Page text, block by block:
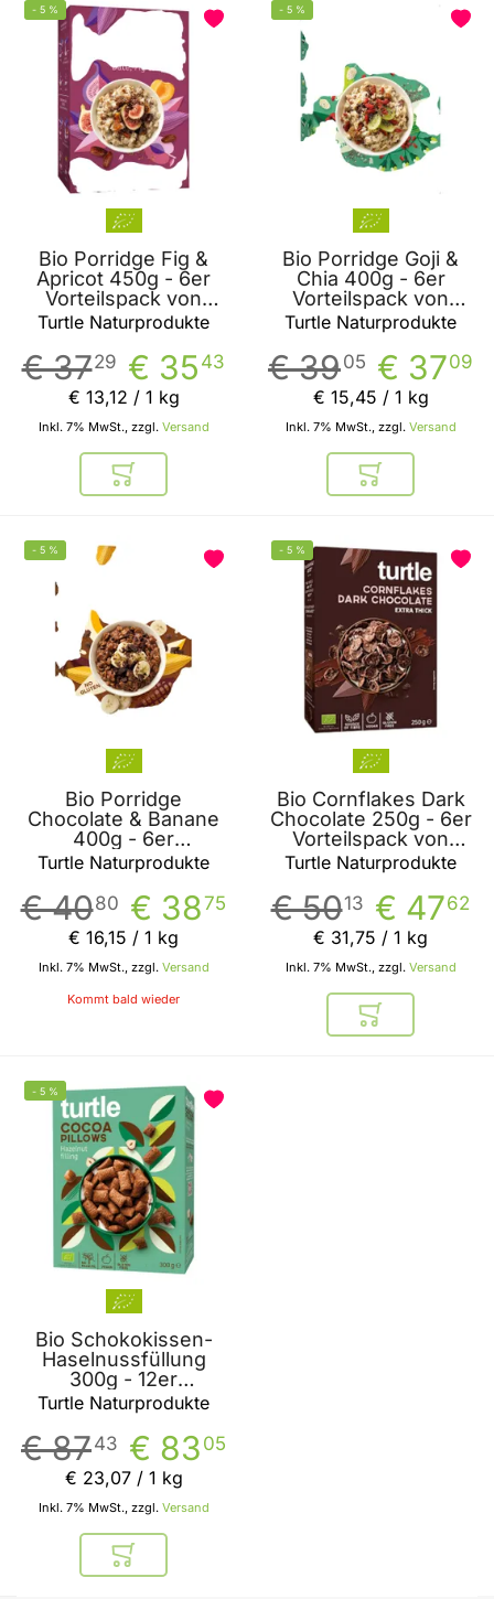
- 5 %
Bio Porridge Fig &
Apricot 450g - 6er
Vorteilspack von
Turtle Naturprodukte
Turtle Naturprodukte
€ 35 43
€ 3729
Inkl. 7% MwSt., zzgl. Versand
€ 13,12 / 1 kg
In den Warenkorb
- 5 %
Bio Porridge Goji &
Chia 400g - 6er
Vorteilspack von
Turtle Naturprodukte
Turtle Naturprodukte
€ 3709
€ 3905
Inkl. 7% MwSt., zzgl. Versand
€ 15,45 / 1 kg
In den
- 5 %
Bio Porridge
Chocolate & Banane
400g - 6er
Vorteilspack von
Turtle Naturprodukte
Turtle Naturprodukte
€ 3875
€ 4080
Inkl. 7% MwSt., zzgl. Versand
€ 16,15 / 1 kg
Kommt bald wieder
- 5 %
Bio Cornflakes Dark
Chocolate 250g - 6er
Vorteilspack von
Turtle Naturprodukte
Turtle Naturprodukte
€ 4762
€ 5013
Inkl. 7% MwSt., zzgl. Versand
€ 31,75 / 1 kg
In den
- 5 %
Bio Schokokissen-
Haselnussfüllung
300g - 12er
Vorteilspack von
Turtle Naturprodukte
Turtle Naturprodukte
€ 83 05
€ 8743
Inkl. 7% MwSt., zzgl. Versand
€ 23,07/ 1 kg
In den Warenkorb